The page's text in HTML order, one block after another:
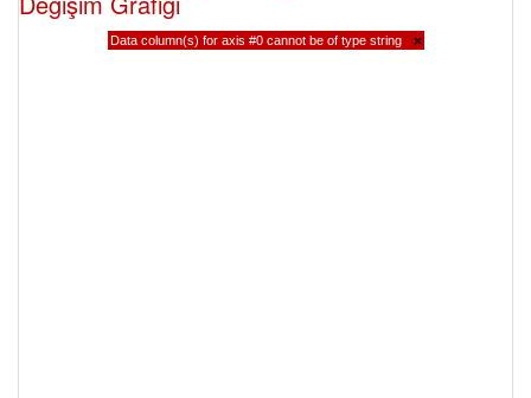
Data column(s) for axis #0 cannot be of type string ×